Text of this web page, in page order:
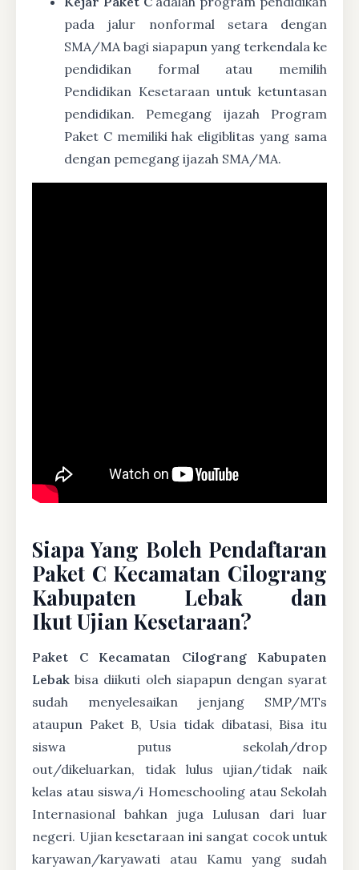
pada jalur nonformal setara dengan
SMA/MA bagi siapapun yang terkendala ke
pendidikan formal atau memilih
Pendidikan Kesetaraan untuk ketuntasan
pendidikan. Pemegang ijazah Program
Paket C memiliki hak eligiblitas yang sama
dengan pemegang ijazah SMA/MA.
Siapa Yang Boleh Pendaftaran
Paket C Kecamatan Cilograng
Kabupaten Lebak dan
Ikut Ujian Kesetaraan?
Paket C Kecamatan Cilograng Kabupaten
Lebak bisa diikuti oleh siapapun dengan syarat
sudah menyelesaikan jenjang SMP/MTs
ataupun Paket B, Usia tidak dibatasi, Bisa itu
siswa putus sekolah/drop
out/dikeluarkan, tidak lulus ujian/tidak naik
kelas atau siswa/i Homeschooling atau Sekolah
Internasional bahkan juga Lulusan dari luar
negeri. Ujian kesetaraan ini sangat cocok untuk
karyawan/karyawati atau Kamu yang sudah